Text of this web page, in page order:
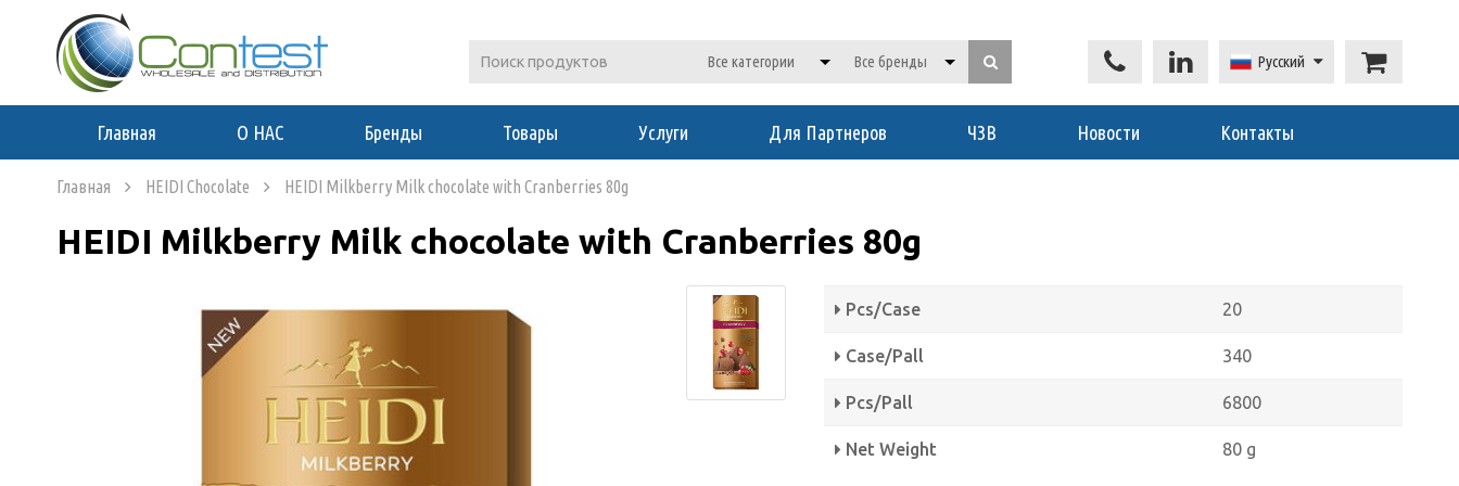
Русский
Главная О НАС Бренды Товары Услуги Для Партнеров ЧЗВ Новости Контакты
Главная HEIDI Chocolate HEIDI Milkberry Milk chocolate with Cranberries 80g
HEIDI Milkberry Milk chocolate with Cranberries 80g
Pcs/Case 20
Case/Pall 340
Pcs/Pall 6800
Net Weight 80 g